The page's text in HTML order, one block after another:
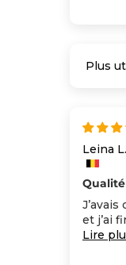
Sort by
Leina L.
et j’ai
Lire